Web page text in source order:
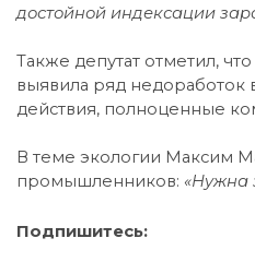
достойной индексации
Также депутат отметил,
выявила ряд недоработок
действия, полноценные
В теме экологии Максим
промышленников: «Нужна
Подпишитесь: